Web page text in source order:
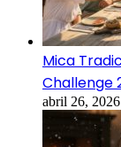
Mica
Challenge
abril 26, 2026